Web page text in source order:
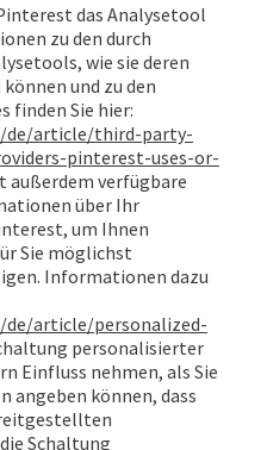
das Analysetool
zu den durch
wie sie deren
und zu den
finden Sie hier:
de/article/third-party-
pinterest-uses-or-
außerdem verfügbare
über Ihr
um Ihnen
Sie möglichst
Informationen dazu
article/personalized-
personalisierter
Einfluss nehmen, als Sie
angeben können, dass
Schaltung